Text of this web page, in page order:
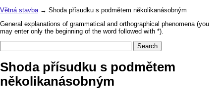
Větná stavba → Shoda přísudku s podmětem několikanásobným
General explanations of grammatical and orthographical phenomena (you
may enter only the beginning of the word followed with *).
Shoda přísudku s podmětem
několikanásobným